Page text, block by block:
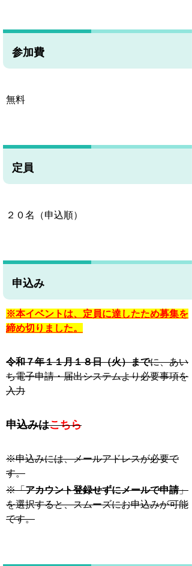
参加費
無料
定員
２０名（申込順）
申込み
※本イベントは、定員に達したため募集を
締め切りました。
令和７年１１月１８日（火）までに、あい
ち電子申請・届出システムより必要事項を
入力
申込みはこちら
※申込みには、メールアドレスが必要で
す。
※「アカウント登録せずにメールで申請」
を選択すると、スムーズにお申込みが可能
です。